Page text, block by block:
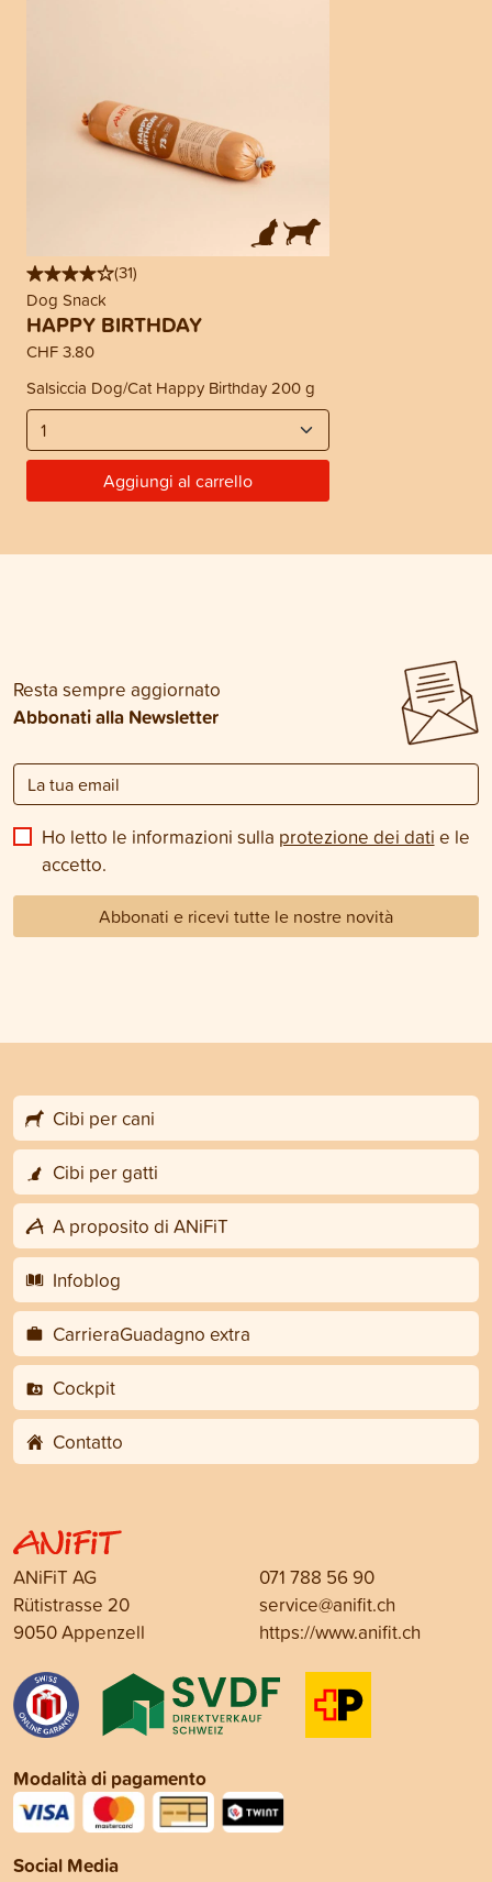
(31)
Dog Snack
HAPPY BIRTHDAY
CHF 3.80
Salsiccia Dog/Cat Happy Birthday 200 g
Aggiungi al carrello
Resta sempre aggiornato
Abbonati alla Newsletter
Ho letto le informazioni sulla protezione dei dati e le
accetto.
Abbonati e ricevi tutte le nostre novità
Cibi per cani
Cibi per gatti
A proposito di ANiFiT
Infoblog
CarrieraGuadagno extra
Cockpit
Contatto
ANiFiT AG
Rütistrasse 20
9050 Appenzell
071 788 56 90
service@anifit.ch
https://www.anifit.ch
Modalità di pagamento
Social Media